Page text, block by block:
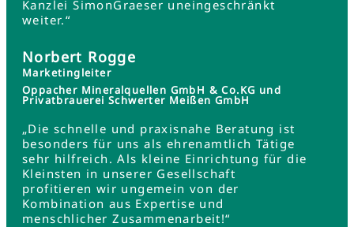
Kanzlei SimonGraeser uneingeschränkt
weiter.“
Norbert Rogge
Marketingleiter
Oppacher Mineralquellen GmbH & Co.KG und
Privatbrauerei Schwerter Meißen GmbH
„Die schnelle und praxisnahe Beratung ist
besonders für uns als ehrenamtlich Tätige
sehr hilfreich. Als kleine Einrichtung für die
Kleinsten in unserer Gesellschaft
profitieren wir ungemein von der
Kombination aus Expertise und
menschlicher Zusammenarbeit!“